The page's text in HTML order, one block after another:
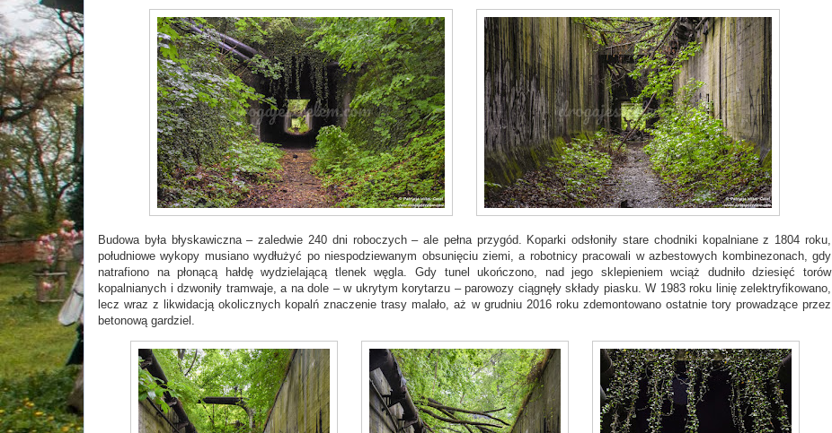
Budowa była błyskawiczna – zaledwie 240 dni roboczych – ale pełna przygód. Koparki odsłoniły stare chodniki kopalniane z 1804 roku,
południowe wykopy musiano wydłużyć po niespodziewanym obsunięciu ziemi, a robotnicy pracowali w azbestowych kombinezonach, gdy
natrafiono na płonącą hałdę wydzielającą tlenek węgla. Gdy tunel ukończono, nad jego sklepieniem wciąż dudniło dziesięć torów
kopalnianych i dzwoniły tramwaje, a na dole – w ukrytym korytarzu – parowozy ciągnęły składy piasku. W 1983 roku linię zelektryfikowano,
lecz wraz z likwidacją okolicznych kopalń znaczenie trasy malało, aż w grudniu 2016 roku zdemontowano ostatnie tory prowadzące przez
betonową gardziel.